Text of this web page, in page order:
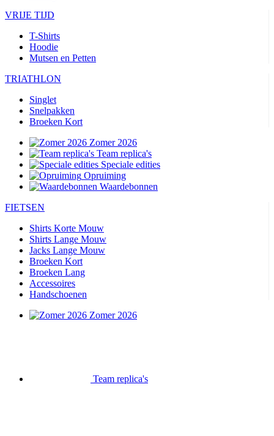
VRIJE TIJD
T-Shirts
Hoodie
Mutsen en Petten
TRIATHLON
Singlet
Snelpakken
Broeken Kort
Zomer 2026
Team replica's
Speciale edities
Opruiming
Waardebonnen
FIETSEN
Shirts Korte Mouw
Shirts Lange Mouw
Jacks Lange Mouw
Broeken Kort
Broeken Lang
Accessoires
Handschoenen
Zomer 2026
Team replica's